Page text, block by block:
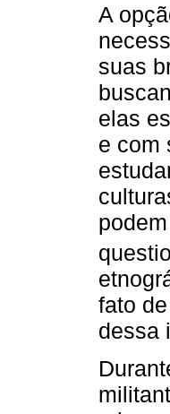
A
suas
elas
e com
fato
dessa